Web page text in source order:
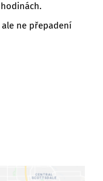
ne přepadení